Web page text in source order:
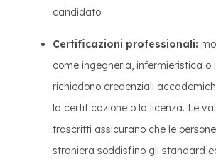
candidato.
Certificazioni professionali:
come ingegneria, infermieristica o
richiedono credenziali
la certificazione o la licenza. Le
trascritti assicurano che le
straniera soddisfino gli standard